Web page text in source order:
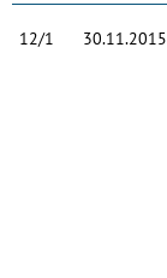
12/1 30.11.2015